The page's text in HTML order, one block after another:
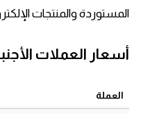
المستوردة والمنتجات
أسعار العملات
العملة